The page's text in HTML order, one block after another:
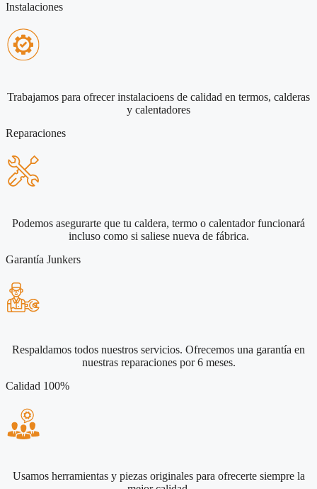
Instalaciones
Trabajamos para ofrecer instalacioens de calidad en termos, calderas
y calentadores
Reparaciones
Podemos asegurarte que tu caldera, termo o calentador funcionará
incluso como si saliese nueva de fábrica.
Garantía Junkers
Respaldamos todos nuestros servicios. Ofrecemos una garantía en
nuestras reparaciones por 6 meses.
Calidad 100%
Usamos herramientas y piezas originales para ofrecerte siempre la